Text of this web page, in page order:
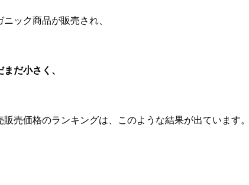
ック商品が販売され、
だ小さく、
売価格のランキングは、このような結果が出ています。